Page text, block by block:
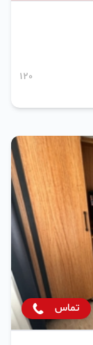
120
تماس